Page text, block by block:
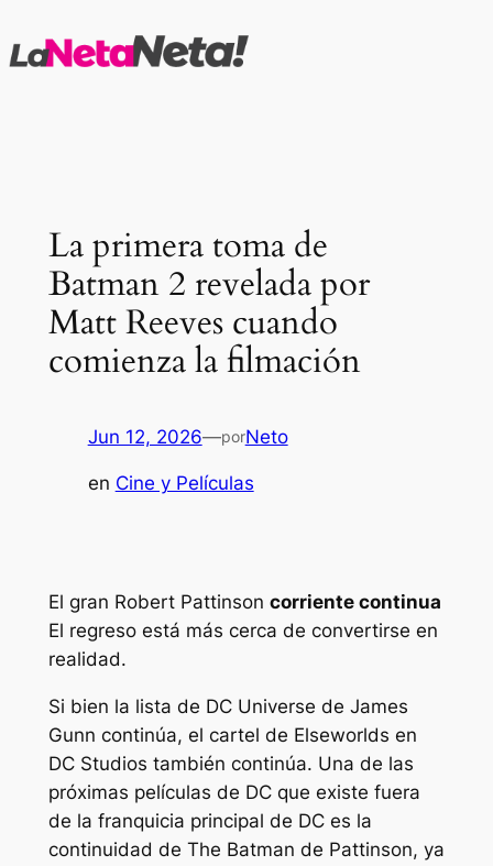
al
La primera toma de
Batman 2 revelada por
Matt Reeves cuando
comienza la filmación
Jun 12, 2026—porNeto
en Cine y Películas
El gran Robert Pattinson corriente continua
El regreso está más cerca de convertirse en
realidad.
Si bien la lista de DC Universe de James
Gunn continúa, el cartel de Elseworlds en
DC Studios también continúa. Una de las
próximas películas de DC que existe fuera
de la franquicia principal de DC es la
continuidad de The Batman de Pattinson, ya